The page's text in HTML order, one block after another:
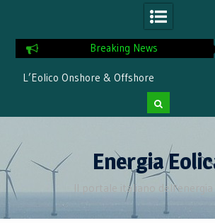
Breaking News
Energia Eolica: Nuove
Record nel Giugno/Luglio
content
Energia
Il portale italiano